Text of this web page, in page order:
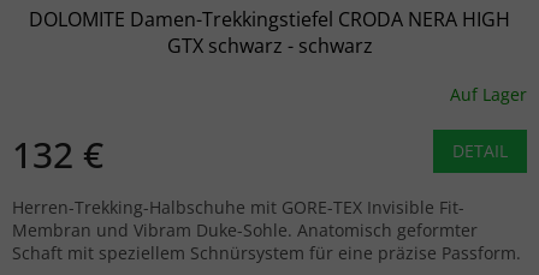
DOLOMITE Damen-Trekkingstiefel CRODA NERA HIGH
GTX schwarz - schwarz
Auf Lager
132 € DETAIL
Herren-Trekking-Halbschuhe mit GORE-TEX Invisible Fit-
Membran und Vibram Duke-Sohle. Anatomisch geformter
Schaft mit speziellem Schnürsystem für eine präzise Passform.